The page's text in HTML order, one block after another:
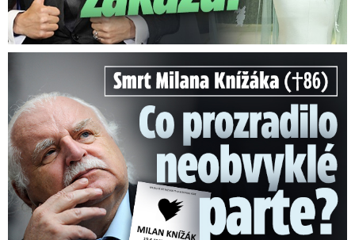
Smrt Milana Knížáka (†86): Co prozradilo neobvyklé parte?